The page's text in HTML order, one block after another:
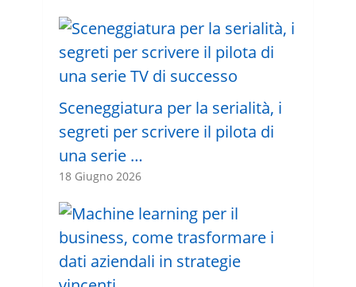
Sceneggiatura per la serialità, i
segreti per scrivere il pilota di
una serie …
18 Giugno 2026